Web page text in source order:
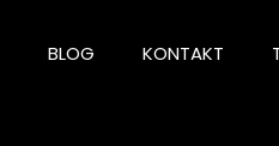
BLOG KONTAKT